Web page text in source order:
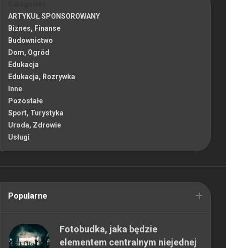
ARTYKUŁ SPONSOROWANY
Biznes, Finanse
Budownictwo
Dom, Ogród
Edukacja
Edukacja, Rozrywka
Inne
Pozostałe
Sport, Turystyka
Uroda, Zdrowie
Usługi
Popularne
Fotobudka, jaka będzie
elementem centralnym niejednej